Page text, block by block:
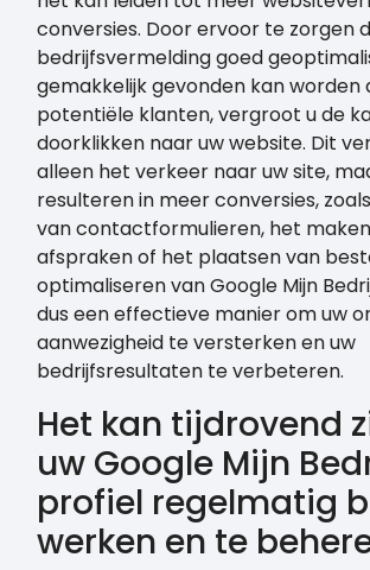
conversies. Door ervoor te zorgen
bedrijfsvermelding goed
gemakkelijk gevonden kan worden
potentiële klanten, vergroot u de
doorklikken naar uw website. Dit
alleen het verkeer naar uw site,
resulteren in meer conversies,
van contactformulieren, het
afspraken of het plaatsen van
optimaliseren van Google Mijn
dus een effectieve manier om uw
aanwezigheid te versterken en uw
bedrijfsresultaten te verbeteren.
Het kan tijdrovend
uw Google Mijn
profiel regelmatig
werken en te